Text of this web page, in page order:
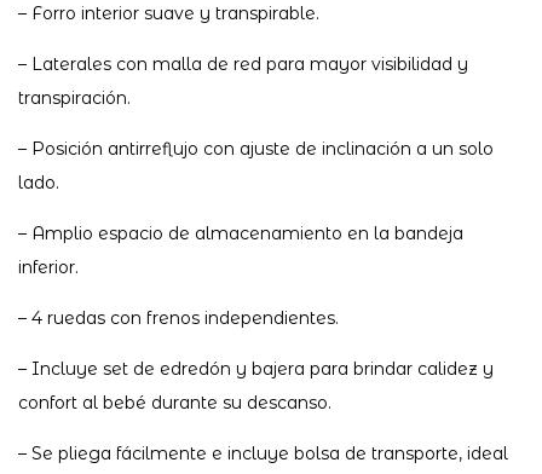
– Forro interior suave y transpirable.
– Laterales con malla de red para mayor visibilidad y
transpiración.
– Posición antirreflujo con ajuste de inclinación a un solo
lado.
– Amplio espacio de almacenamiento en la bandeja
inferior.
– 4 ruedas con frenos independientes.
– Incluye set de edredón y bajera para brindar calidez y
confort al bebé durante su descanso.
– Se pliega fácilmente e incluye bolsa de transporte, ideal